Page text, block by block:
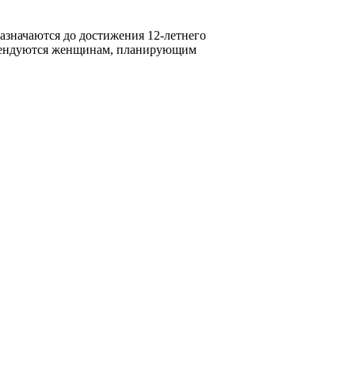
до достижения 12-летнего
женщинам, планирующим